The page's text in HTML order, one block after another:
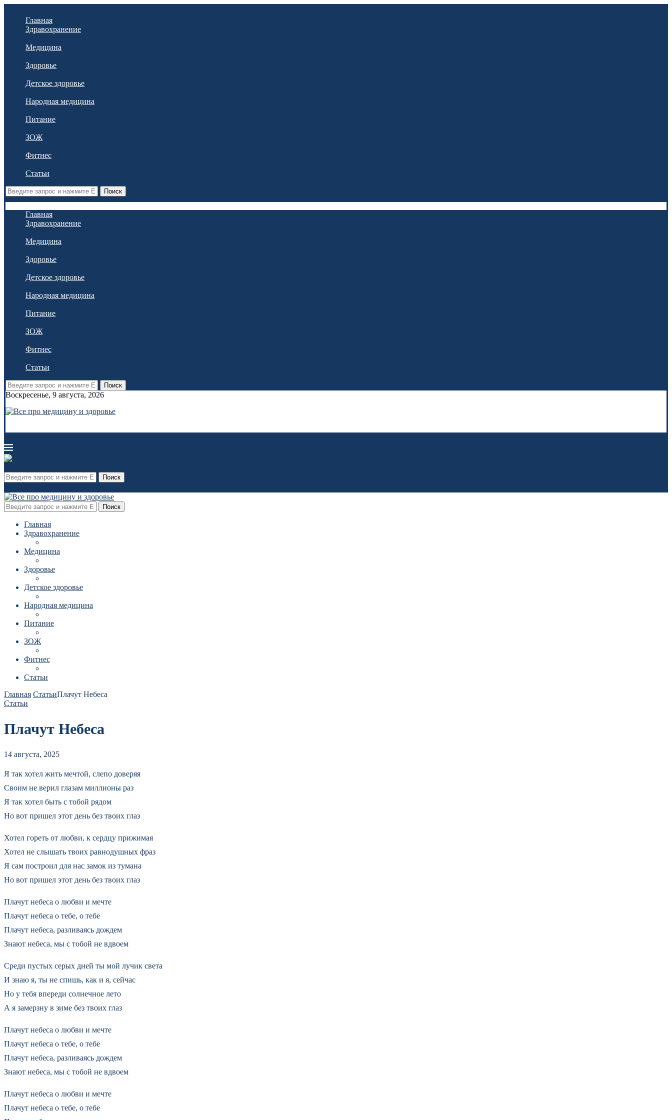
Главная
Здравохранение
Медицина
Здоровье
Детское здоровье
Народная медицина
Питание
ЗОЖ
Фитнес
Статьи
Поиск
Главная
Здравохранение
Медицина
Здоровье
Детское здоровье
Народная медицина
Питание
ЗОЖ
Фитнес
Статьи
Поиск
Воскресенье, 9 августа, 2026
Поиск
Поиск
Главная
Здравохранение
Медицина
Здоровье
Детское здоровье
Народная медицина
Питание
ЗОЖ
Фитнес
Статьи
Главная СтатьиПлачут Небеса
Статьи
Плачут Небеса
14 августа, 2025
Я так хотел жить мечтой, слепо доверяя
Своим не верил глазам миллионы раз
Я так хотел быть с тобой рядом
Но вот пришел этот день без твоих глаз
Хотел гореть от любви, к сердцу прижимая
Хотел не слышать твоих равнодушных фраз
Я сам построил для нас замок из тумана
Но вот пришел этот день без твоих глаз
Плачут небеса о любви и мечте
Плачут небеса о тебе, о тебе
Плачут небеса, разливаясь дождем
Знают небеса, мы с тобой не вдвоем
Среди пустых серых дней ты мой лучик света
И знаю я, ты не спишь, как и я, сейчас
Но у тебя впереди солнечное лето
А я замерзну в зиме без твоих глаз
Плачут небеса о любви и мечте
Плачут небеса о тебе, о тебе
Плачут небеса, разливаясь дождем
Знают небеса, мы с тобой не вдвоем
Плачут небеса о любви и мечте
Плачут небеса о тебе, о тебе